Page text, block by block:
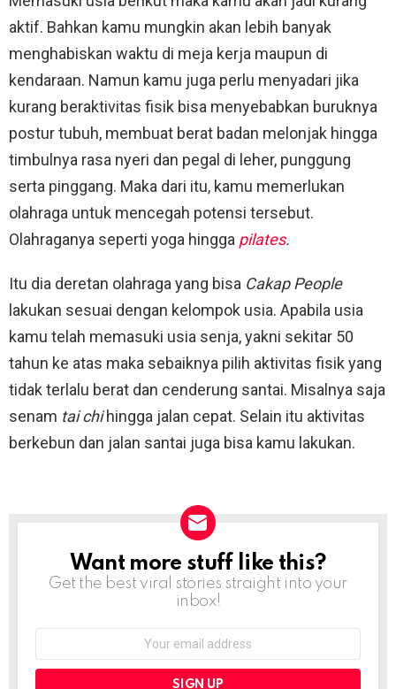
aktif. Bahkan kamu mungkin akan lebih banyak
menghabiskan waktu di meja kerja maupun di
kendaraan. Namun kamu juga perlu menyadari jika
kurang beraktivitas fisik bisa menyebabkan buruknya
postur tubuh, membuat berat badan melonjak hingga
timbulnya rasa nyeri dan pegal di leher, punggung
serta pinggang. Maka dari itu, kamu memerlukan
olahraga untuk mencegah potensi tersebut.
Olahraganya seperti yoga hingga pilates.
Itu dia deretan olahraga yang bisa Cakap People
lakukan sesuai dengan kelompok usia. Apabila usia
kamu telah memasuki usia senja, yakni sekitar 50
tahun ke atas maka sebaiknya pilih aktivitas fisik yang
tidak terlalu berat dan cenderung santai. Misalnya saja
senam tai chihingga jalan cepat. Selain itu aktivitas
berkebun dan jalan santai juga bisa kamu lakukan.
NEWSLETTER
Want more stuff like this?
Get the best viral stories straight into your
inbox!